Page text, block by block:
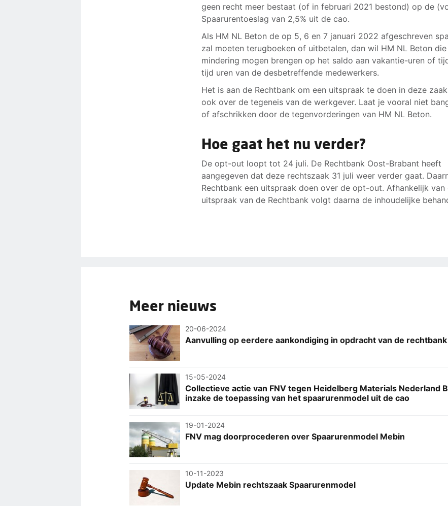
geen recht meer bestaat (of in februari 2021 bestond) op de
Spaarurentoeslag van 2,5% uit de cao.
Als HM NL Beton de op 5, 6 en 7 januari 2022 afgeschreven
zal moeten terugboeken of uitbetalen, dan wil HM NL Beton die
mindering mogen brengen op het saldo aan vakantie-uren of
tijd uren van de desbetreffende medewerkers.
Het is aan de Rechtbank om een uitspraak te doen in deze
ook over de tegeneis van de werkgever. Laat je vooral niet
of afschrikken door de tegenvorderingen van HM NL Beton.
Hoe gaat het nu verder?
De opt-out loopt tot 24 juli. De Rechtbank Oost-Brabant heeft
aangegeven dat deze rechtszaak 31 juli weer verder gaat.
Rechtbank een uitspraak doen over de opt-out. Afhankelijk van
uitspraak van de Rechtbank volgt daarna de inhoudelijke
Meer nieuws
20-06-2024
Aanvulling op eerdere aankondiging in opdracht van de
15-05-2024
Collectieve actie van FNV tegen Heidelberg Materials Nederland
inzake de toepassing van het spaarurenmodel uit de cao
19-01-2024
FNV mag doorprocederen over Spaarurenmodel Mebin
10-11-2023
Update Mebin rechtszaak Spaarurenmodel